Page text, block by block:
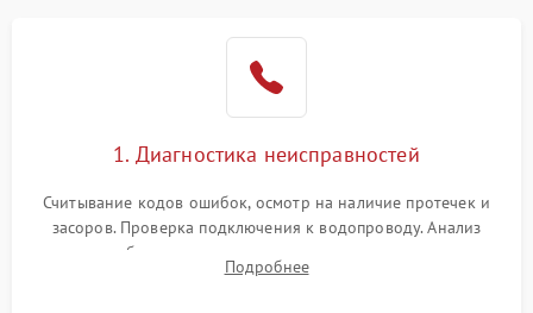
1700 ₽
циркуляционным насосом
2100 ₽ Подробнее →
1. Диагностика неисправностей
Считывание кодов ошибок, осмотр на наличие протечек и
засоров. Проверка подключения к водопроводу. Анализ
жалоб на отсутствие слива, нагрева, вращения
разбрызгивателей или срабатывание системы защиты
Подробнее